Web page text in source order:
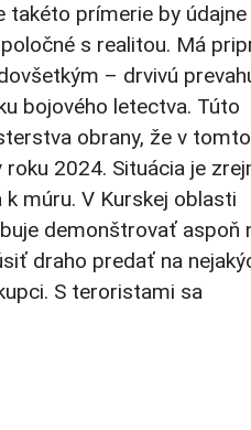
prímerie by
s realitou. Má
– drvivú
bojového letectva. Túto
obrany, že v
2024. Situácia je
múru. V Kurskej oblasti
demonštrovať aspoň
draho predať na
S teroristami sa